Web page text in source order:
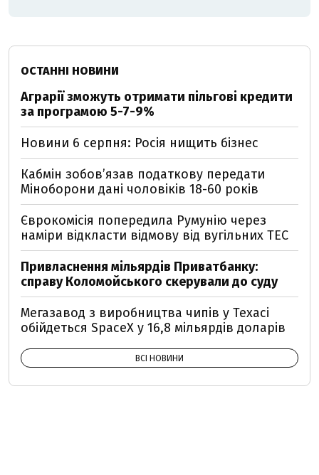
ОСТАННІ НОВИНИ
Аграрії зможуть отримати пільгові кредити
за програмою 5-7-9%
Новини 6 серпня: Росія нищить бізнес
Кабмін зобовʼязав податкову передати
Міноборони дані чоловіків 18-60 років
Єврокомісія попередила Румунію через
наміри відкласти відмову від вугільних ТЕС
Привласнення мільярдів Приватбанку:
справу Коломойського скерували до суду
Мегазавод з виробництва чипів у Техасі
обійдеться SpaceX у 16,8 мільярдів доларів
ВСІ НОВИНИ